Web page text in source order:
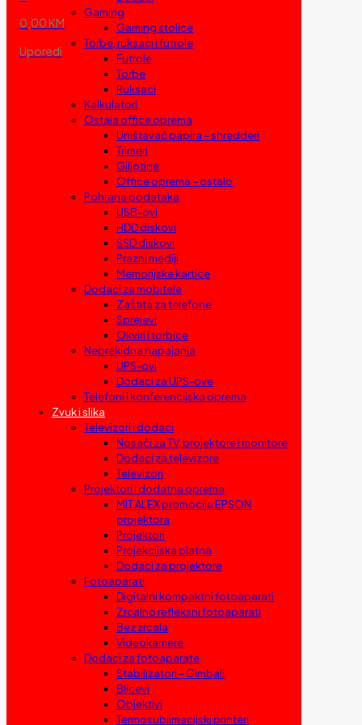
0,00 KM
Uporedi
Gaming
Gaming stolice
Torbe, ruksaci i futrole
Futrole
Torbe
Ruksaci
Kalkulatori
Ostala office oprema
Uništavač papira – shredderi
Trimeri
Giljotine
Office oprema – ostalo
Pohrana podataka
USB-ovi
HDD diskovi
SSD diskovi
Prazni mediji
Memorijske kartice
Dodaci za mobitele
Zaštita za telefone
Sprejevi
Okviri i torbice
Neprekidna napajanja
UPS-ovi
Dodaci za UPS-ove
Telefoni i konferencijska oprema
Zvuk i slika
Televizori i dodaci
Nosači za TV, projektore i monitore
Dodaci za televizore
Televizori
Projektori i dodatna oprema
MIT ALEX promocija EPSON
projektora
Projektori
Projekcijska platna
Dodaci za projektore
Fotoaparati
Digitalni kompaktni fotoaparati
Zrcalno refleksni fotoaparati
Bez zrcala
Videokamere
Dodaci za fotoaparate
Stabilizatori – Gimbali
Blicevi
Objektivi
Termosublimacijski printeri